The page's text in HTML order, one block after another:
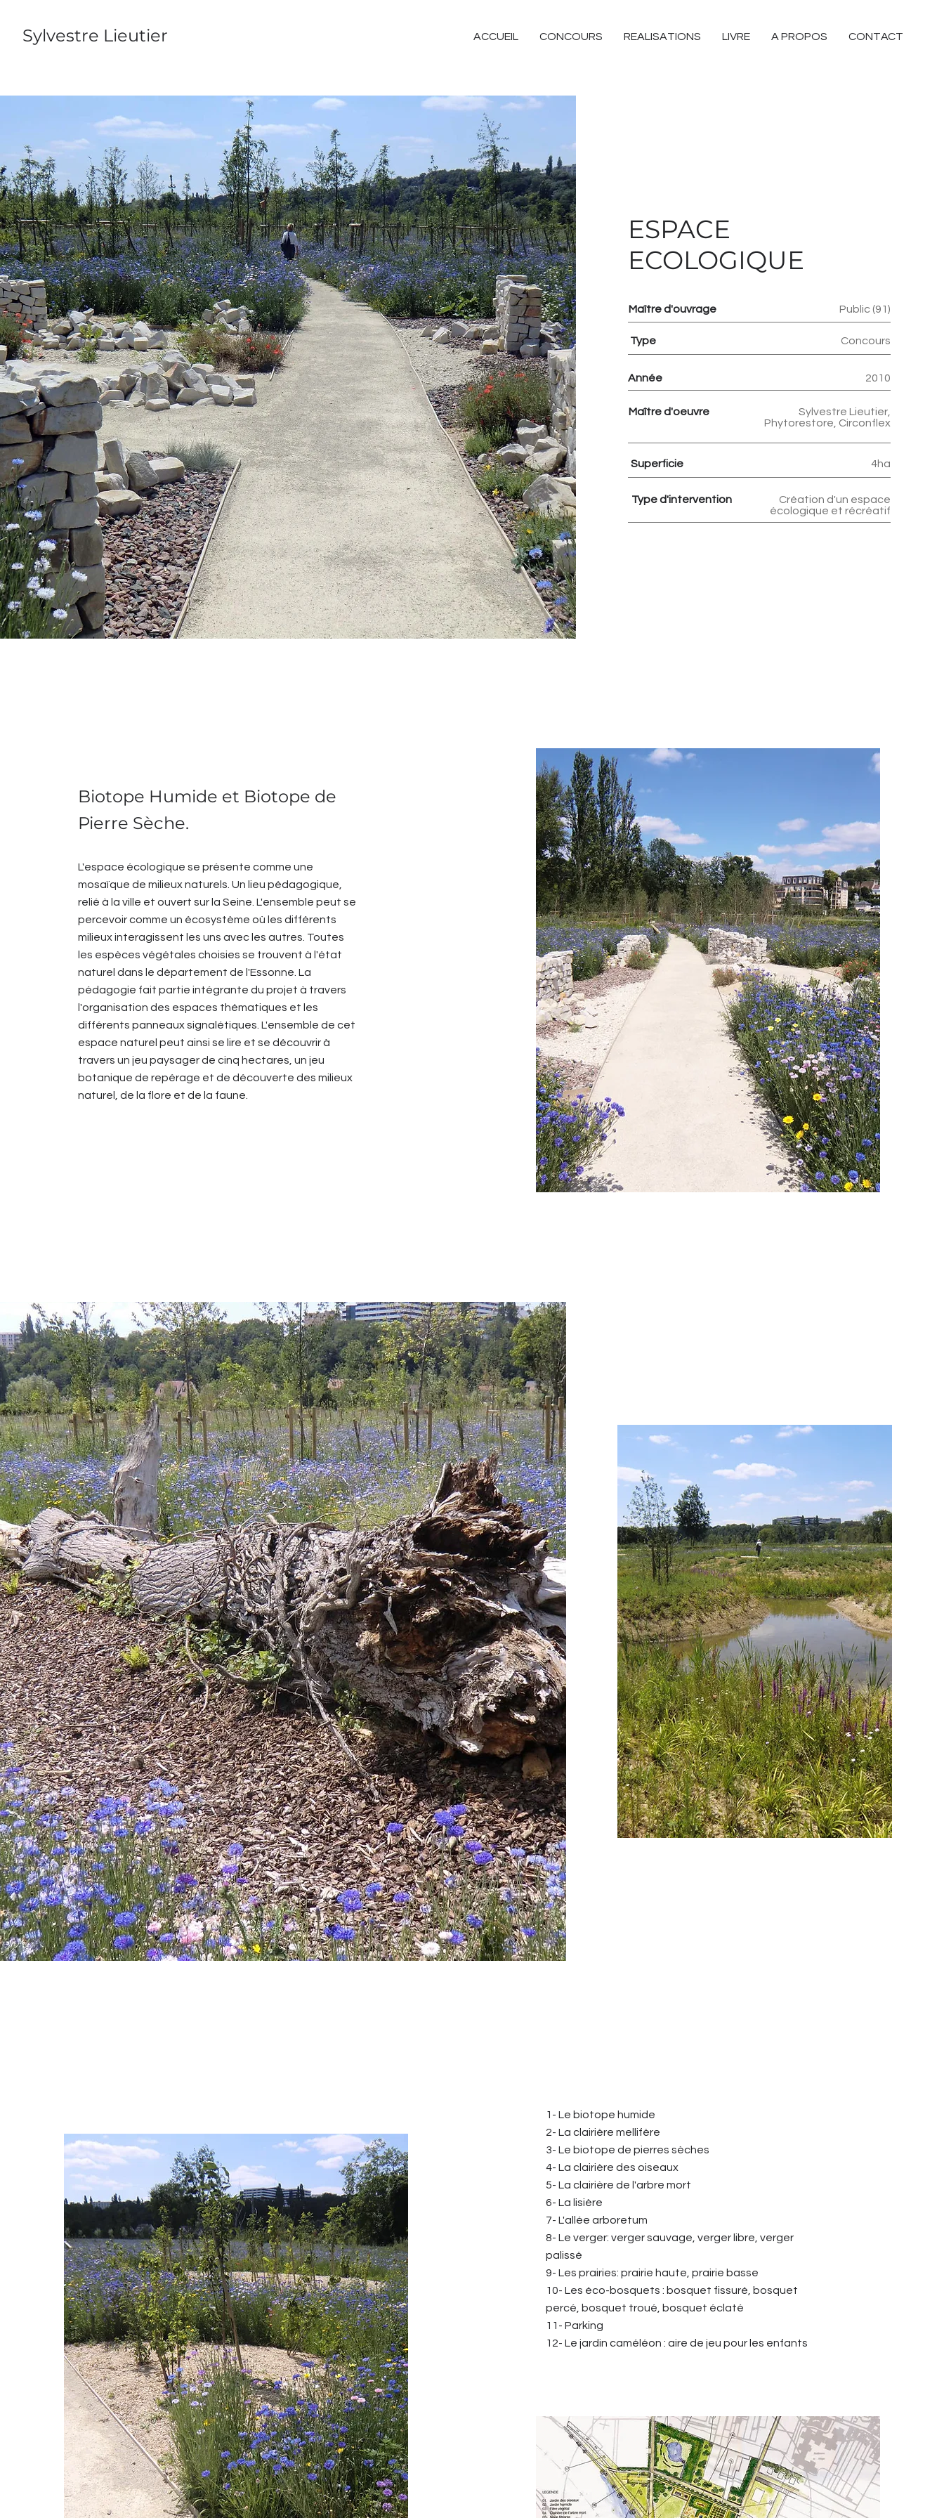
Sylvestre Lieutier ACCUEIL CONCOURS REALISATIONS LIVRE A PROPOS CONTACT
ESPACE
ECOLOGIQUE
Maître d'ouvrage Public (91)
Type Concours
Année 2010
Maître d'oeuvre
Sylvestre Lieutier,
Phytorestore, Circonflex
Superficie 4ha
Type d'intervention
Création d'un espace
écologique et récréatif
Biotope Humide et Biotope de
Pierre Sèche.
L'espace écologique se présente comme une
mosaïque de milieux naturels. Un lieu pédagogique,
relié à la ville et ouvert sur la Seine. L'ensemble peut se
percevoir comme un écosystème où les différents
milieux interagissent les uns avec les autres. Toutes
les espèces végétales choisies se trouvent à l'état
naturel dans le département de l'Essonne. La
pédagogie fait partie intégrante du projet à travers
l'organisation des espaces thématiques et les
différents panneaux signalétiques. L'ensemble de cet
espace naturel peut ainsi se lire et se découvrir à
travers un jeu paysager de cinq hectares, un jeu
botanique de repérage et de découverte des milieux
naturel, de la flore et de la faune.
1- Le biotope humide
2- La clairière mellifère
3- Le biotope de pierres sèches
4- La clairière des oiseaux
5- La clairière de l'arbre mort
6- La lisière
7- L'allée arboretum
8- Le verger: verger sauvage, verger libre, verger
palissé
9- Les prairies: prairie haute, prairie basse
10- Les éco-bosquets : bosquet fissuré, bosquet
percé, bosquet troué, bosquet éclaté
11- Parking
12- Le jardin caméléon : aire de jeu pour les enfants